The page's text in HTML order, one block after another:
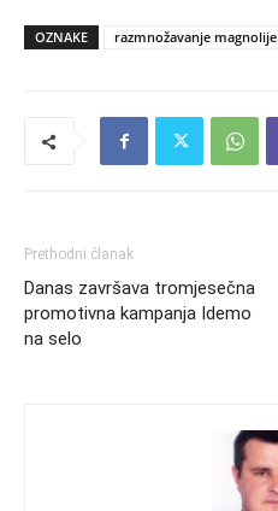
OZNAKE razmnožavanje magnolije
Prethodni članak
Danas završava tromjesečna
promotivna kampanja Idemo
na selo